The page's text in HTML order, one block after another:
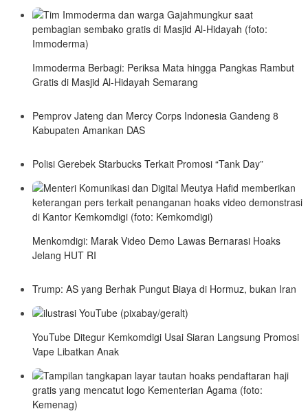
Immoderma Berbagi: Periksa Mata hingga Pangkas Rambut
Gratis di Masjid Al-Hidayah Semarang
Pemprov Jateng dan Mercy Corps Indonesia Gandeng 8
Kabupaten Amankan DAS
Polisi Gerebek Starbucks Terkait Promosi “Tank Day”
Menkomdigi: Marak Video Demo Lawas Bernarasi Hoaks
Jelang HUT RI
Trump: AS yang Berhak Pungut Biaya di Hormuz, bukan Iran
YouTube Ditegur Kemkomdigi Usai Siaran Langsung Promosi
Vape Libatkan Anak